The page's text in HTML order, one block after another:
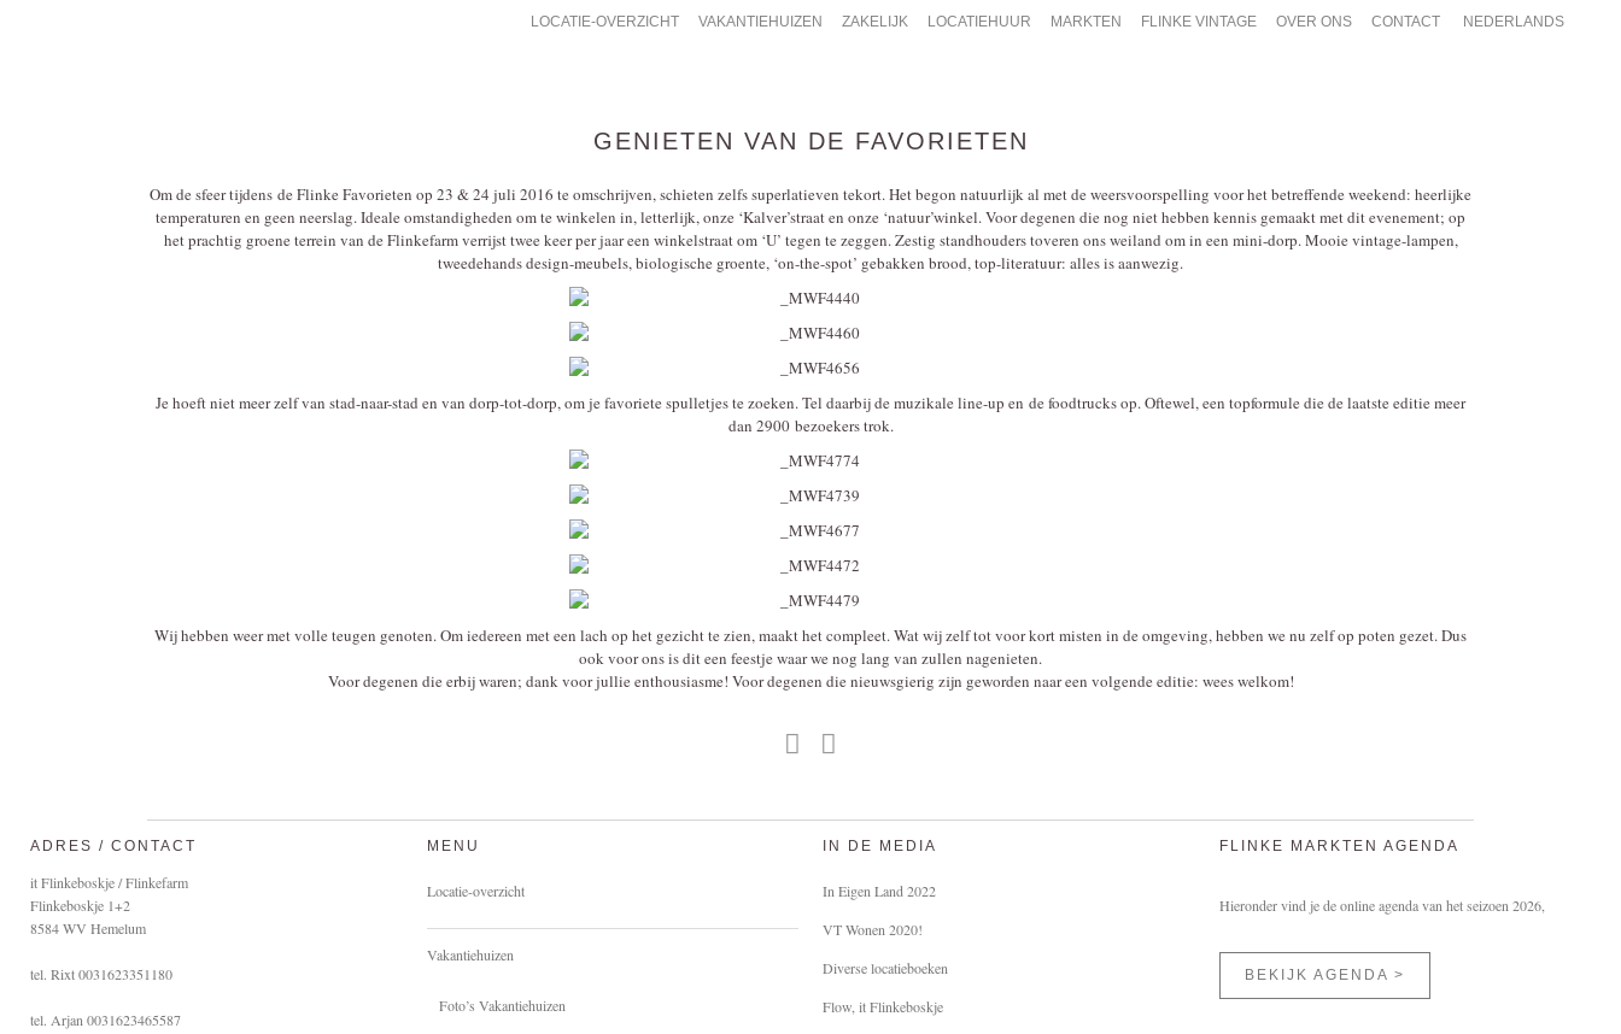
LOCATIE-OVERZICHT VAKANTIEHUIZEN ZAKELIJK LOCATIEHUUR MARKTEN FLINKE VINTAGE OVER ONS CONTACT NEDERLANDS
GENIETEN VAN DE FAVORIETEN
Om de sfeer tijdens de Flinke Favorieten op 23 & 24 juli 2016 te omschrijven, schieten zelfs superlatieven tekort. Het begon natuurlijk al met de weersvoorspelling voor het betreffende weekend: heerlijke
temperaturen en geen neerslag. Ideale omstandigheden om te winkelen in, letterlijk, onze ‘Kalver’straat en onze ‘natuur’winkel. Voor degenen die nog niet hebben kennis gemaakt met dit evenement; op
het prachtig groene terrein van de Flinkefarm verrijst twee keer per jaar een winkelstraat om ‘U’ tegen te zeggen. Zestig standhouders toveren ons weiland om in een mini-dorp. Mooie vintage-lampen,
tweedehands design-meubels, biologische groente, ‘on-the-spot’ gebakken brood, top-literatuur: alles is aanwezig.
Je hoeft niet meer zelf van stad-naar-stad en van dorp-tot-dorp, om je favoriete spulletjes te zoeken. Tel daarbij de muzikale line-up en de foodtrucks op. Oftewel, een topformule die de laatste editie meer
dan 2900 bezoekers trok.
Wij hebben weer met volle teugen genoten. Om iedereen met een lach op het gezicht te zien, maakt het compleet. Wat wij zelf tot voor kort misten in de omgeving, hebben we nu zelf op poten gezet. Dus
ook voor ons is dit een feestje waar we nog lang van zullen nagenieten.
Voor degenen die erbij waren; dank voor jullie enthousiasme! Voor degenen die nieuwsgierig zijn geworden naar een volgende editie: wees welkom!
ADRES / CONTACT
it Flinkeboskje / Flinkefarm
Flinkeboskje 1+2
8584 WV Hemelum
tel. Rixt 0031623351180
tel. Arjan 0031623465587
MENU
Locatie-overzicht
Vakantiehuizen
Foto’s Vakantiehuizen
IN DE MEDIA
In Eigen Land 2022
VT Wonen 2020!
Diverse locatieboeken
Flow, it Flinkeboskje
FLINKE MARKTEN AGENDA
Hieronder vind je de online agenda van het seizoen 2026,
BEKIJK AGENDA >